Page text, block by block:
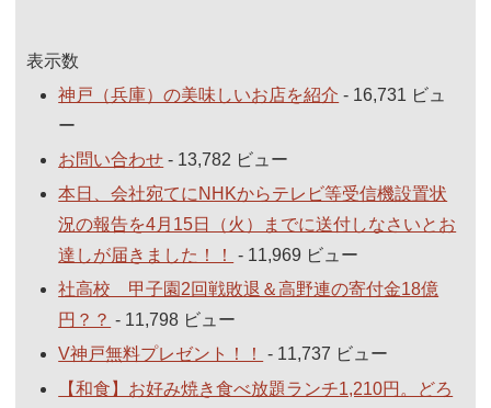
表示数
神戸（兵庫）の美味しいお店を紹介 - 16,731 ビュ
ー
お問い合わせ - 13,782 ビュー
本日、会社宛てにNHKからテレビ等受信機設置状
況の報告を4月15日（火）までに送付しなさいとお
達しが届きました！！
- 11,969 ビュー
社高校 甲子園2回戦敗退＆高野連の寄付金18億
円？？ - 11,798 ビュー
V神戸無料プレゼント！！
- 11,737 ビュー
【和食】お好み焼き食べ放題ランチ1,210円。どろ